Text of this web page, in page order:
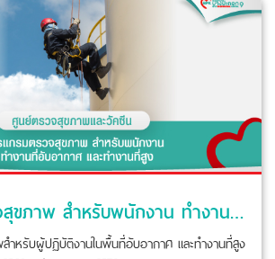
โปรแกรมตรวจสุขภาพ สำหรับพนักงาน ทำงานที่อับอากาศ และทำงานที่สูง
ำหรับผู้ปฏิบัติงานในพื้นที่อับอากาศ และทำงานที่สูง